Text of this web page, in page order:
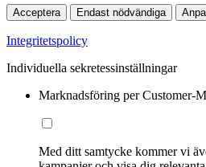
Acceptera Endast nödvändiga
Integritetspolicy
Individuella sekretessinställningar
Marknadsföring per Customer-
Med ditt samtycke kommer vi